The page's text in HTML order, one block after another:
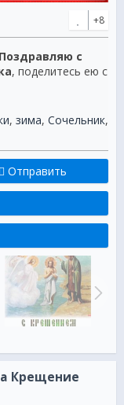
+8
с
, поделитесь ею с
, зима, Сочельник,
Отправить
Крещение